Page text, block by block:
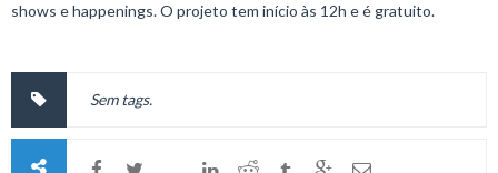
shows e happenings. O projeto tem início às 12h e é gratuito.
Sem tags.